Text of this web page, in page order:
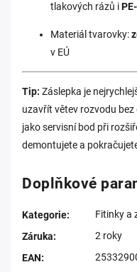
tlakových rázů i
Materiál tvarovky:
v EÚ
Tip: Záslepka je
uzavřít větev rozvodu
jako servisní bod při
demontujete a
Doplňkové
Kategorie:
Fitinky a
Záruka:
2 roky
EAN: